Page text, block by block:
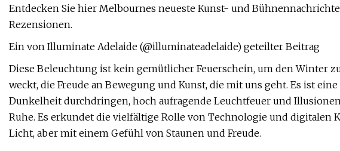
Entdecken Sie hier Melbournes neueste Kunst- und
Rezensionen.
Ein von Illuminate Adelaide (@illuminateadelaide) geteilter Beitrag
Diese Beleuchtung ist kein gemütlicher Feuerschein, um den Winter
weckt, die Freude an Bewegung und Kunst, die mit uns geht. Es ist
Dunkelheit durchdringen, hoch aufragende Leuchtfeuer und
Ruhe. Es erkundet die vielfältige Rolle von Technologie und digitalen
Licht, aber mit einem Gefühl von Staunen und Freude.